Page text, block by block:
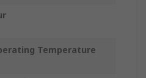
Temperature